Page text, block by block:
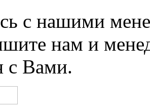
с нашими
нам и
с Вами.